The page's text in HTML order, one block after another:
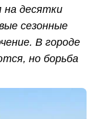
на десятки
сезонные
В городе
но борьба